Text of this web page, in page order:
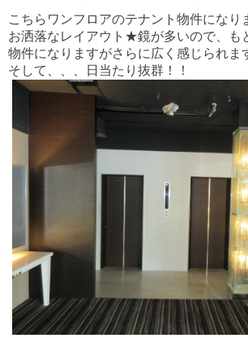
こちらワンフロアのテナント物件になり
お洒落なレイアウト★鏡が多いので、も
物件になりますがさらに広く感じられま
そして、、、日当たり抜群！！